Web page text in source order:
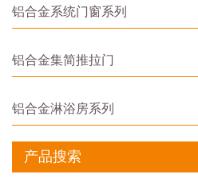
铝合金系统门窗系列
铝合金集简推拉门
铝合金淋浴房系列
产品搜索